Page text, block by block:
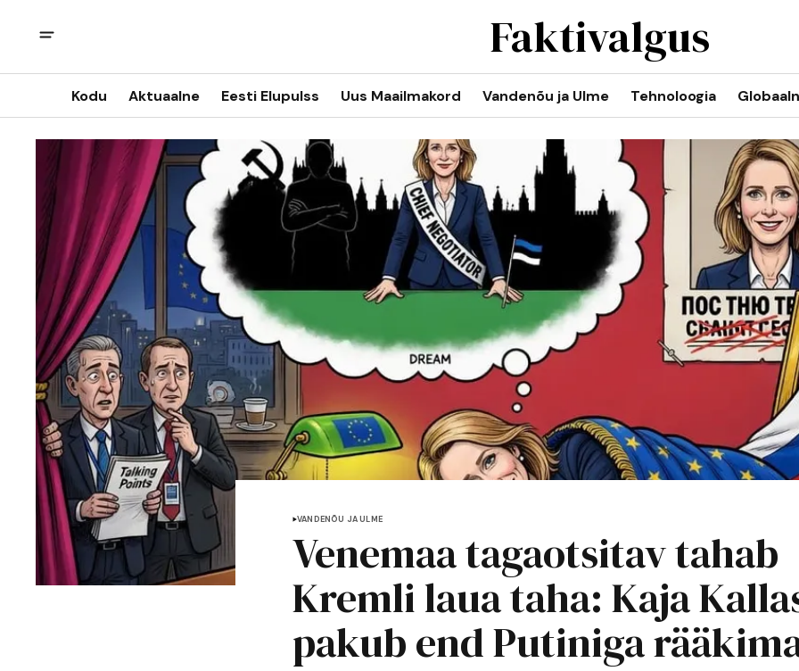
Faktivalgus
Kodu Aktuaalne Eesti Elupulss Uus Maailmakord Vandenõu ja Ulme Tehnoloogia
VANDENÕU JA ULME
Venemaa tagaotsitav tahab
Kremli laua taha: Kaja
pakub end Putiniga